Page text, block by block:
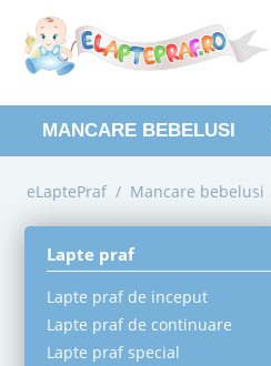
MANCARE BEBELUSI
eLaptePraf / Mancare bebelusi
Lapte praf
Lapte praf de inceput
Lapte praf de continuare
Lapte praf special